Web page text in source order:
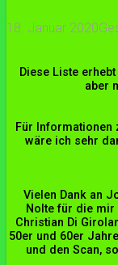
18. Januar 2020
Diese Liste
aber
Für Informationen
wäre ich sehr
Vielen Dank an
Nolte für die mir
Christian Di
50er und 60er
und den Scan,